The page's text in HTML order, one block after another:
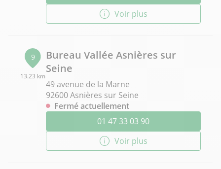
Voir plus
9
13.23 km
Bureau Vallée Asnières sur
Seine
49 avenue de la Marne
92600 Asnières sur Seine
Fermé actuellement
01 47 33 03 90
Voir plus